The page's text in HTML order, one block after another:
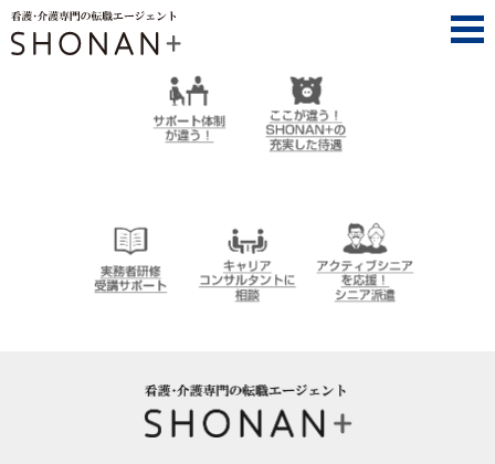
SHONAN+（湘南プラス）は、ここが違う！
う！ SHONAN＋の充実
した待遇
講者サポート タントに相談 を応援！シニア派